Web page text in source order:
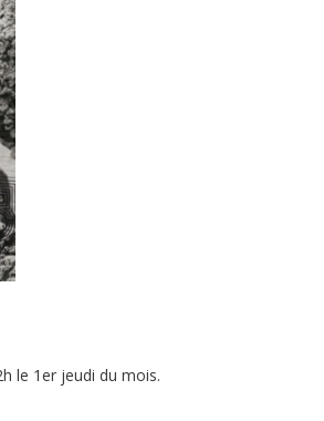
le 1er jeudi du mois.